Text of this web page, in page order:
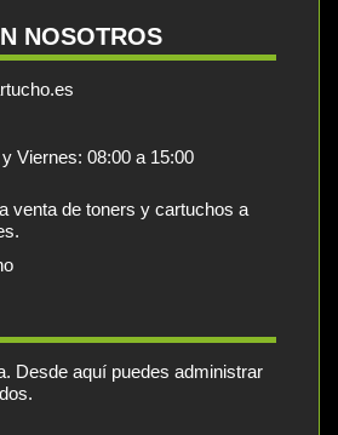
NOSOTROS
Viernes: 08:00 a 15:00
venta de toners y cartuchos a
Desde aquí puedes administrar